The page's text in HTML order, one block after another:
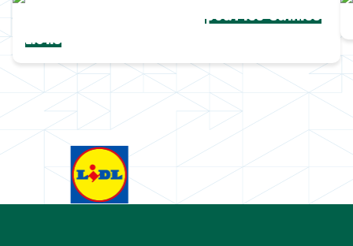
Une collection complètepour les Cannes
Lions